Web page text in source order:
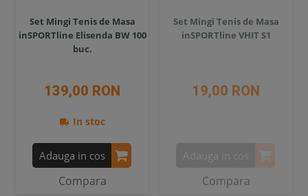
Set Mingi Tenis de Masa
inSPORTline Elisenda BW 100
buc.
139,00 RON
In stoc
Adauga in cos
Compara
Set Mingi Tenis de Masa
inSPORTline VHIT S1
19,00 RON
Compara